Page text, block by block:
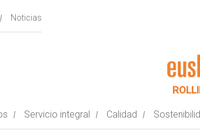
Noticias
Servicio integral Calidad